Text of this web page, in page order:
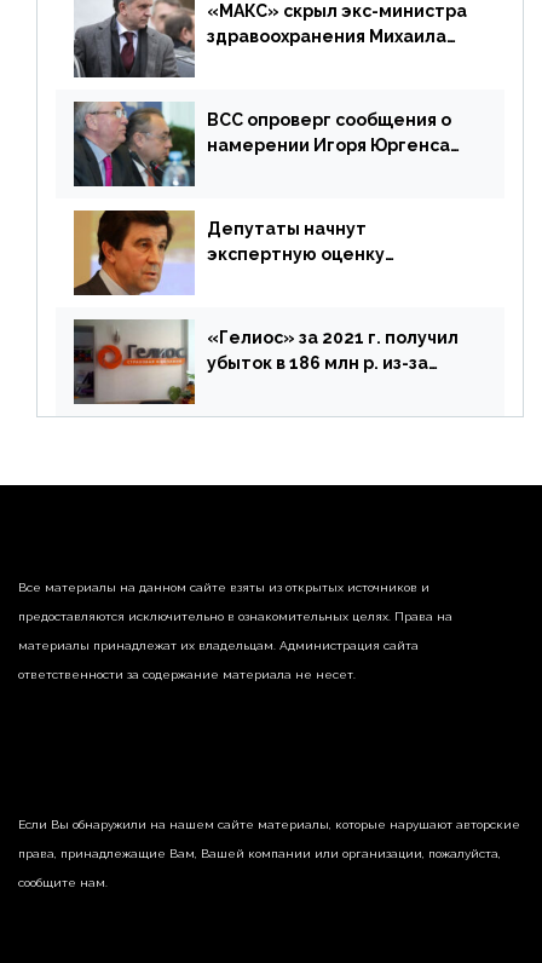
«МАКС» скрыл экс-министра
здравоохранения Михаила
ВСС опроверг сообщения о
намерении Игоря Юргенса
Депутаты начнут
экспертную оценку
«Гелиос» за 2021 г. получил
убыток в 186 млн р. из-за
реализации недвижимости
Все материалы на данном сайте взяты из открытых источников и
предоставляются исключительно в ознакомительных целях. Права на
материалы принадлежат их владельцам. Администрация сайта
ответственности за содержание материала не несет.
Если Вы обнаружили на нашем сайте материалы, которые нарушают авторские
права, принадлежащие Вам, Вашей компании или организации, пожалуйста,
сообщите нам.